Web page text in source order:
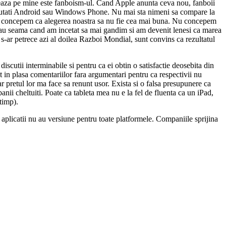
pe mine este fanboism-ul. Cand Apple anunta ceva nou, fanboii
Android sau Windows Phone. Nu mai sta nimeni sa compare la
ca alegerea noastra sa nu fie cea mai buna. Nu concepem
cand am incetat sa mai gandim si am devenit lenesi ca marea
ar petrece azi al doilea Razboi Mondial, sunt convins ca rezultatul
interminabile si pentru ca ei obtin o satisfactie deosebita din
plasa comentariilor fara argumentari pentru ca respectivii nu
lor ma face sa renunt usor. Exista si o falsa presupunere ca
cheltuiti. Poate ca tableta mea nu e la fel de fluenta ca un iPad,
nu au versiune pentru toate platformele. Companiile sprijina